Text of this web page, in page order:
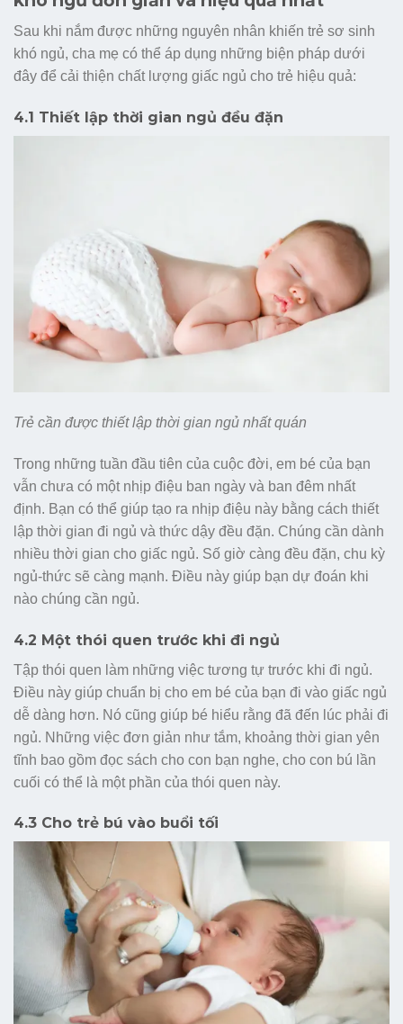
Sau khi nắm được những nguyên nhân khiến trẻ sơ sinh
khó ngủ, cha mẹ có thể áp dụng những biện pháp dưới
đây để cải thiện chất lượng giấc ngủ cho trẻ hiệu quả:
4.1 Thiết lập thời gian ngủ đều đặn
Trẻ cần được thiết lập thời gian ngủ nhất quán
Trong những tuần đầu tiên của cuộc đời, em bé của bạn
vẫn chưa có một nhịp điệu ban ngày và ban đêm nhất
định. Bạn có thể giúp tạo ra nhịp điệu này bằng cách thiết
lập thời gian đi ngủ và thức dậy đều đặn. Chúng cần dành
nhiều thời gian cho giấc ngủ. Số giờ càng đều đặn, chu kỳ
ngủ-thức sẽ càng mạnh. Điều này giúp bạn dự đoán khi
nào chúng cần ngủ.
4.2 Một thói quen trước khi đi ngủ
Tập thói quen làm những việc tương tự trước khi đi ngủ.
Điều này giúp chuẩn bị cho em bé của bạn đi vào giấc ngủ
dễ dàng hơn. Nó cũng giúp bé hiểu rằng đã đến lúc phải đi
ngủ. Những việc đơn giản như tắm, khoảng thời gian yên
tĩnh bao gồm đọc sách cho con bạn nghe, cho con bú lần
cuối có thể là một phần của thói quen này.
4.3 Cho trẻ bú vào buổi tối